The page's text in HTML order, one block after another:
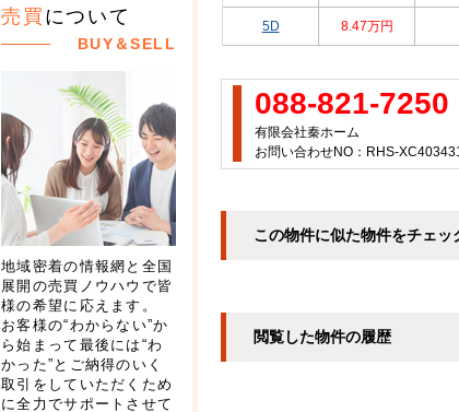
5D 8.47万円
088-821-7250
有限会社秦ホーム
お問い合わせNO：RHS-
この物件に似た物件をチェッ
閲覧した物件の履歴
売買 について
BUY＆SELL
地域密着の情報網と全国
展開の売買ノウハウで皆
様の希望に応えます。
お客様の“わからない”か
ら始まって最後には“わ
かった”とご納得のいく
取引をしていただくため
に全力でサポートさせて